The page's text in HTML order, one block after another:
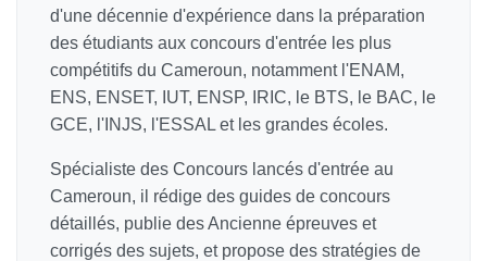
d'une décennie d'expérience dans la préparation
des étudiants aux concours d'entrée les plus
compétitifs du Cameroun, notamment l'ENAM,
ENS, ENSET, IUT, ENSP, IRIC, le BTS, le BAC, le
GCE, l'INJS, l'ESSAL et les grandes écoles.
Spécialiste des Concours lancés d'entrée au
Cameroun, il rédige des guides de concours
détaillés, publie des Ancienne épreuves et
corrigés des sujets, et propose des stratégies de